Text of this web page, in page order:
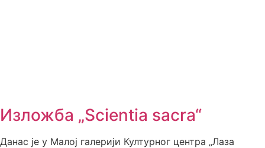
Изложба „Scientia sacra“
Данас је у Малој галерији Културног центра „Лаза